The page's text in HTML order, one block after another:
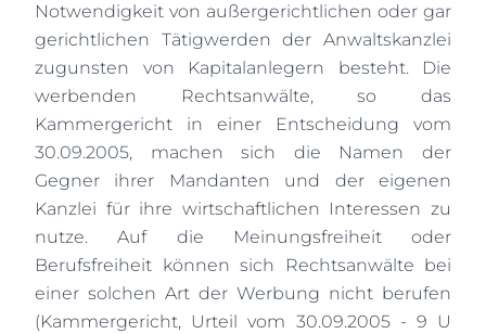
Notwendigkeit von außergerichtlichen oder gar
gerichtlichen Tätigwerden der Anwaltskanzlei
zugunsten von Kapitalanlegern besteht. Die
werbenden Rechtsanwälte, so das
Kammergericht in einer Entscheidung vom
30.09.2005, machen sich die Namen der
Gegner ihrer Mandanten und der eigenen
Kanzlei für ihre wirtschaftlichen Interessen zu
nutze. Auf die Meinungsfreiheit oder
Berufsfreiheit können sich Rechtsanwälte bei
einer solchen Art der Werbung nicht berufen
(Kammergericht, Urteil vom 30.09.2005 - 9 U